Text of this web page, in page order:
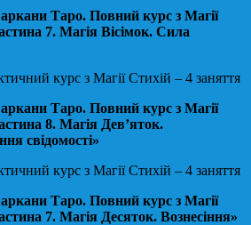
Таро. Повний курс з Магії
7. Магія Вісімок. Сила
курс з Магії Стихій – 4 заняття
Таро. Повний курс з Магії
8. Магія Дев’яток.
свідомості»
курс з Магії Стихій – 4 заняття
Таро. Повний курс з Магії
7. Магія Десяток. Вознесіння»